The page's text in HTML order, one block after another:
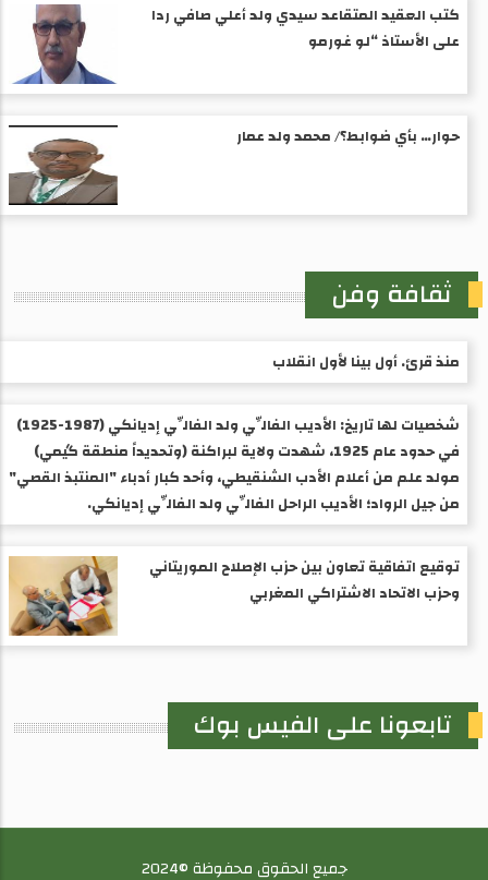
كتب العقيد المتقاعد سيدي ولد أعلي صافي ردا
على الأستاذ “لو غورمو
حوار… بأي ضوابط؟/ محمد ولد عمار
ثقافة وفن
منذ قرئ. أول بينا لأول انقلاب
شخصيات لها تاريخ: الأديب الفالِّي ولد الفالِّي إديانكي (1987-1925) ​
في حدود عام 1925، شهدت ولاية لبراكنة (وتحديداً منطقة گيمي)
مولد علم من أعلام الأدب الشنقيطي، وأحد كبار أدباء "المنتبذ القصي"
من جيل الرواد؛ الأديب الراحل الفالِّي ولد الفالِّي إديانكي.
توقيع اتفاقية تعاون بين حزب الإصلاح الموريتاني
وحزب الاتحاد الاشتراكي المغربي
تابعونا على الفيس بوك
جميع الحقوق محفوظة ©2024